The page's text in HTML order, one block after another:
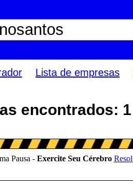
Lista de empresas
encontrados: 1